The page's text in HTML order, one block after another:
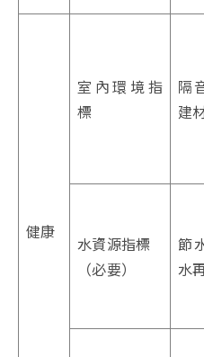
健康
室內環境指
標
隔
建
水資源指標
（必要）
節
水